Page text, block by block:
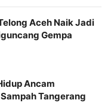
Aceh Naik Jadi
Gempa
Ancam
Tangerang